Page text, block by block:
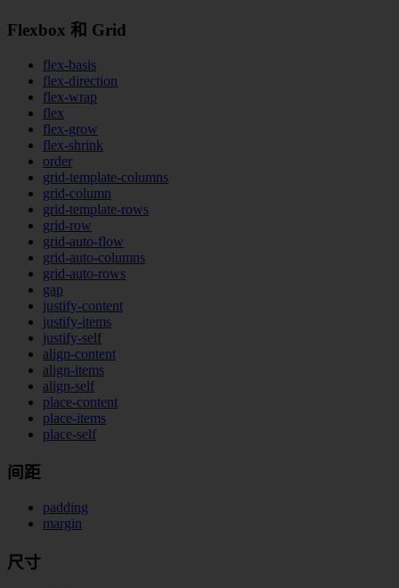
Flexbox 和 Grid
flex-basis
flex-direction
flex-wrap
flex
flex-grow
flex-shrink
order
grid-template-columns
grid-column
grid-template-rows
grid-row
grid-auto-flow
grid-auto-columns
grid-auto-rows
gap
justify-content
justify-items
justify-self
align-content
align-items
align-self
place-content
place-items
place-self
间距
padding
margin
尺寸